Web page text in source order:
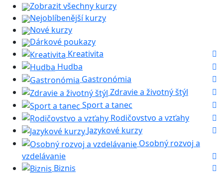
Zobrazit všechny kurzy
Nejoblíbenější kurzy
Nové kurzy
Dárkové poukazy
Kreativita
Hudba
Gastronómia
Zdravie a životný štýl
Sport a tanec
Rodičovstvo a vzťahy
Jazykové kurzy
Osobný rozvoj a
vzdelávanie
Biznis